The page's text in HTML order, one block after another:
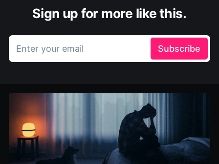
Sign up for more like this.
Enter your email Subscribe